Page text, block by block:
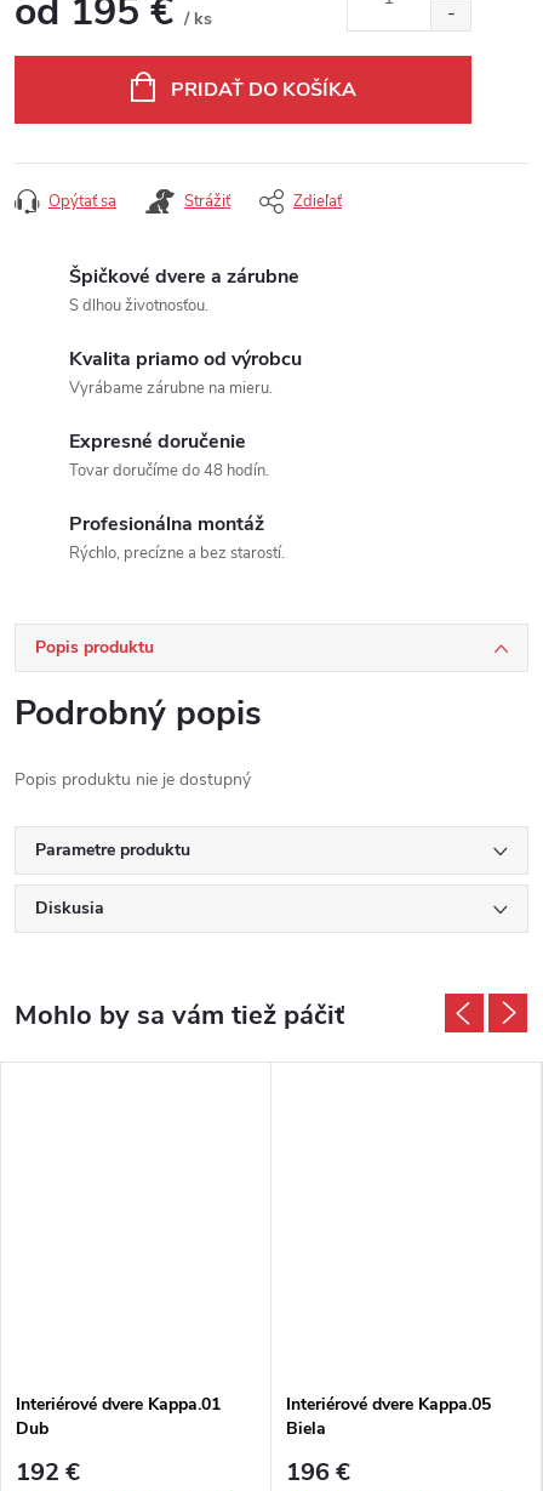
od 195 € / ks
PRIDAŤ DO KOŠÍKA
Opýtať sa Strážiť Zdieľať
Špičkové dvere a zárubne
S dlhou životnosťou.
Kvalita priamo od výrobcu
Vyrábame zárubne na mieru.
Expresné doručenie
Tovar doručíme do 48 hodín.
Profesionálna montáž
Rýchlo, precízne a bez starostí.
Popis produktu
Podrobný popis
Popis produktu nie je dostupný
Parametre produktu
Diskusia
Interiérové dvere Kappa.01
Dub
192 €
Interiérové dvere Kappa.05
Biela
196 €